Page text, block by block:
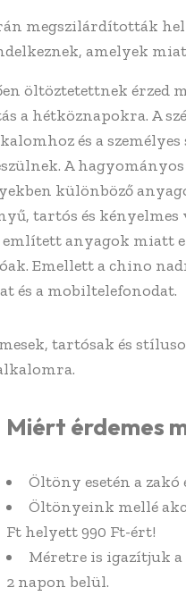
megszilárdították
amelyek
öltöztetettnek érzed
hétköznapokra. A
és a személyes
A
különböző
tartós és
anyagok miatt
Emellett a chino
és a mobiltelefonodat.
tartósak és
Miért érdemes
Öltöny esetén a
Öltönyeink mellé
Ft helyett 990 Ft-ért!
Méretre is igazítjuk a
2 napon belül.